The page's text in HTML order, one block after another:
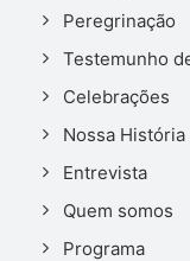
Peregrinação
Testemunho
Celebrações
Nossa História
Entrevista
Quem somos
Programa